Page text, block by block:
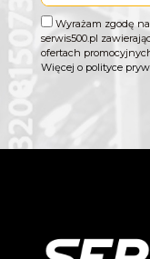
Wyrażam zgodę
serwis500.pl
ofertach
Więcej o polityce